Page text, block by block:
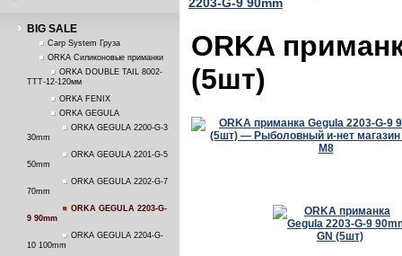
BIG SALE
Carp System Груза
ORKA Силиконовые приманки
ORKA DOUBLE TAIL 8002-
TTT-12-120мм
ORKA FENIX
ORKA GEGULA
ORKA GEGULA 2200-G-3
30mm
ORKA GEGULA 2201-G-5
50mm
ORKA GEGULA 2202-G-7
70mm
ORKA GEGULA 2203-G-
9 90mm
ORKA GEGULA 2204-G-
10 100mm
ORKA
(5шт)